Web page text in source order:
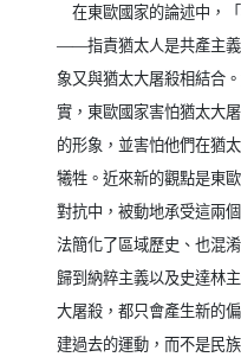
在東歐國家的論述中，
——指責猶太人是共產主
象又與猶太大屠殺相結合
實，東歐國家害怕猶太大
的形象，並害怕他們在猶
犧牲。近來新的觀點是東
對抗中，被動地承受這兩
法簡化了區域歷史、也混
歸到納粹主義以及史達林
大屠殺，都只會產生新的
建過去的運動，而不是民